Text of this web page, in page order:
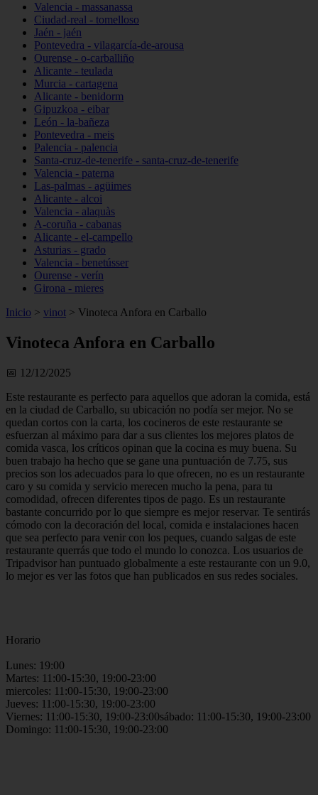
Valencia - massanassa
Ciudad-real - tomelloso
Jaén - jaén
Pontevedra - vilagarcía-de-arousa
Ourense - o-carballiño
Alicante - teulada
Murcia - cartagena
Alicante - benidorm
Gipuzkoa - eibar
León - la-bañeza
Pontevedra - meis
Palencia - palencia
Santa-cruz-de-tenerife - santa-cruz-de-tenerife
Valencia - paterna
Las-palmas - agüimes
Alicante - alcoi
Valencia - alaquàs
A-coruña - cabanas
Alicante - el-campello
Asturias - grado
Valencia - benetússer
Ourense - verín
Girona - mieres
Inicio > vinot > Vinoteca Anfora en Carballo
Vinoteca Anfora en Carballo
📅 12/12/2025
Este restaurante es perfecto para aquellos que adoran la comida, está
en la ciudad de Carballo, su ubicación no podía ser mejor. No se
quedan cortos con la carta, los cocineros de este restaurante se
esfuerzan al máximo para dar a sus clientes los mejores platos de
comida vasca, los críticos opinan que la cocina es muy buena. Su
buen trabajo ha hecho que se gane una puntuación de 7.75, sus
precios son los adecuados para lo que ofrecen, no es un restaurante
caro y su comida y servicio merecen mucho la pena, para tu
comodidad, ofrecen diferentes tipos de pago. Es un restaurante
bastante concurrido por lo que siempre es mejor reservar. Te sentirás
cómodo con la decoración del local, comida e instalaciones hacen
que sea perfecto para venir con los peques, cuando salgas de este
restaurante querrás que todo el mundo lo conozca. Los usuarios de
Tripadvisor han puntuado globalmente a este restaurante con un 9.0,
lo mejor es ver las fotos que han publicados en sus redes sociales.
Horario
Lunes: 19:00
Martes: 11:00-15:30, 19:00-23:00
miercoles: 11:00-15:30, 19:00-23:00
Jueves: 11:00-15:30, 19:00-23:00
Viernes: 11:00-15:30, 19:00-23:00sábado: 11:00-15:30, 19:00-23:00
Domingo: 11:00-15:30, 19:00-23:00